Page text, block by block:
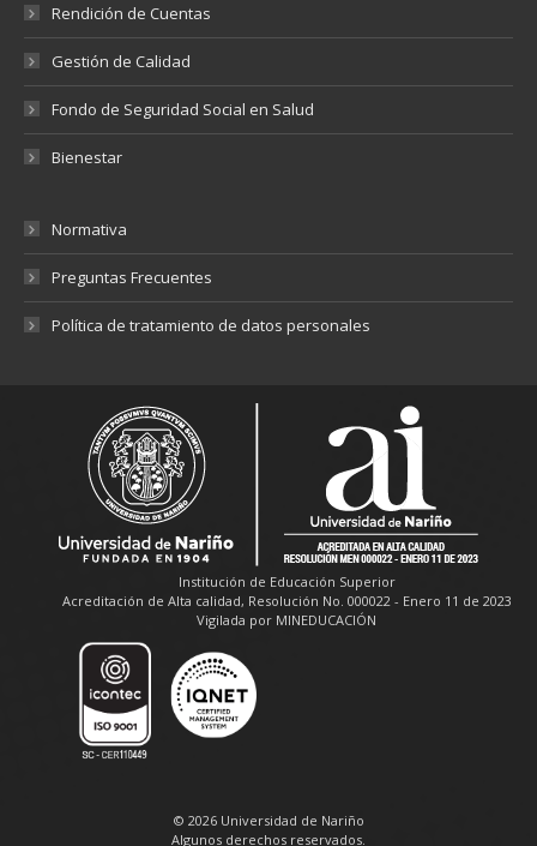
Rendición de Cuentas
Gestión de Calidad
Fondo de Seguridad Social en Salud
Bienestar
Normativa
Preguntas Frecuentes
Política de tratamiento de datos personales
Institución de Educación Superior
Acreditación de Alta calidad, Resolución No. 000022 - Enero 11 de 2023
Vigilada por MINEDUCACIÓN
© 2026 Universidad de Nariño
Algunos derechos reservados.